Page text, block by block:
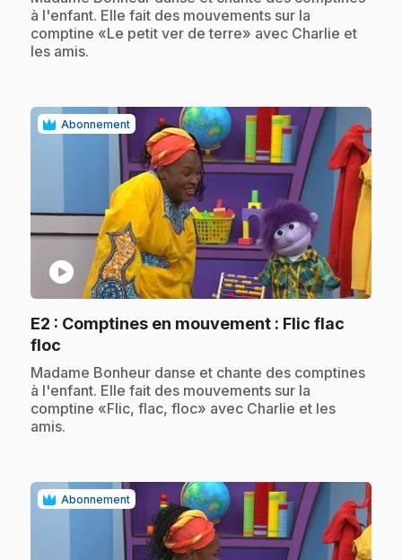
à l'enfant. Elle fait des mouvements sur la
comptine «Le petit ver de terre» avec Charlie et
les amis.
Abonnement
play_circle
E2 : Comptines en mouvement : Flic flac
floc
.Madame Bonheur danse et chante des comptines
à l'enfant. Elle fait des mouvements sur la
comptine «Flic, flac, floc» avec Charlie et les
amis.
Abonnement